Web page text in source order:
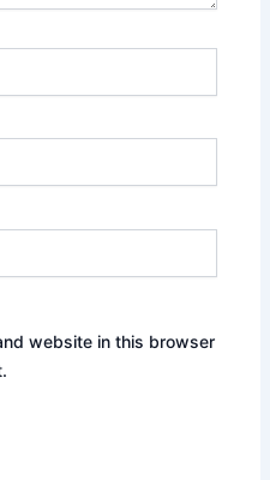
website in this browser